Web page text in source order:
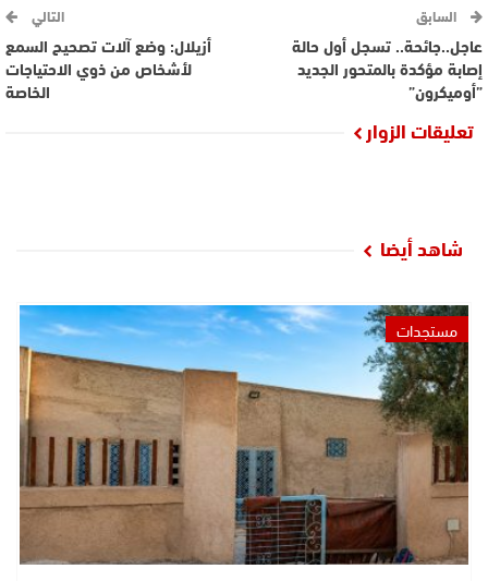
السابق
عاجل..جائحة.. تسجل أول حالة
إصابة مؤكدة بالمتحور الجديد
”أوميكرون”
التالي
أزيلال: وضع آلات تصحيح السمع
لأشخاص من ذوي الاحتياجات
الخاصة
تعليقات الزوار
شاهد أيضا
مستجدات